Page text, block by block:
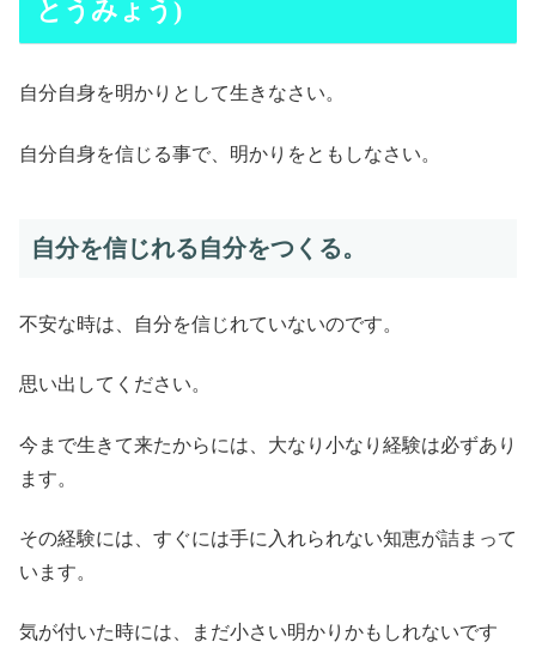
とうみょう)
自分自身を明かりとして生きなさい。
自分自身を信じる事で、明かりをともしなさい。
自分を信じれる自分をつくる。
不安な時は、自分を信じれていないのです。
思い出してください。
今まで生きて来たからには、大なり小なり経験は必ずあり
ます。
その経験には、すぐには手に入れられない知恵が詰まって
います。
気が付いた時には、まだ小さい明かりかもしれないです